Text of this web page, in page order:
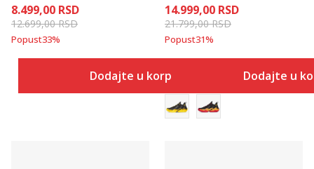
8.499,00 RSD
12.699,00RSD
Popust33%
Dodajte u korpu
14.999,00 RSD
21.799,00RSD
Popust31%
Dodajte u